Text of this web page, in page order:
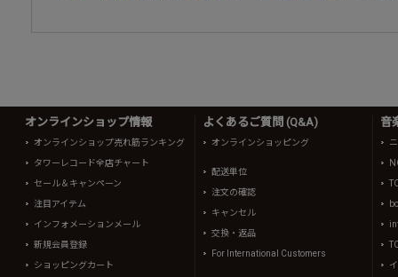
オンラインショップ情報
オンラインショップ売れ筋ランキング
タワーレコード全店チャート
セール＆キャンペーン
注目アイテム
インフォメーションメール
新規会員登録
ショッピングカート
よくあるご質問 (Q&A)
オンラインショッピング
配送単位
注文の確認
キャンセル
交換・返品
For International Customers
音